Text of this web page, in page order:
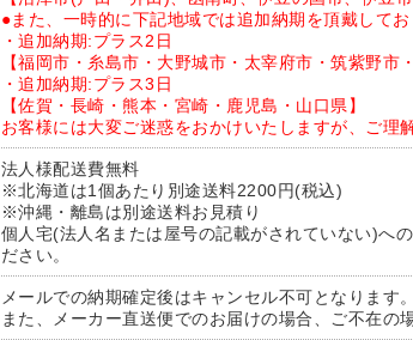
●また、一時的に下記地域では追加納期を頂戴してお
・追加納期:プラス2日
【福岡市・糸島市・大野城市・太宰府市・筑紫野市
・追加納期:プラス3日
【佐賀・長崎・熊本・宮崎・鹿児島・山口県】
お客様には大変ご迷惑をおかけいたしますが、ご理
法人様配送費無料
※北海道は1個あたり別途送料2200円(税込)
※沖縄・離島は別途送料お見積り
個人宅(法人名または屋号の記載がされていない)へ
ださい。
メールでの納期確定後はキャンセル不可となります
また、メーカー直送便でのお届けの場合、ご不在の